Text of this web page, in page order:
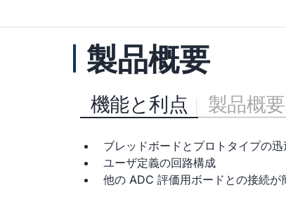
製品概要
機能と利点 製品概要
ブレッドボードとプロトタイプの
ユーザ定義の回路構成
他の ADC 評価用ボードとの接続が